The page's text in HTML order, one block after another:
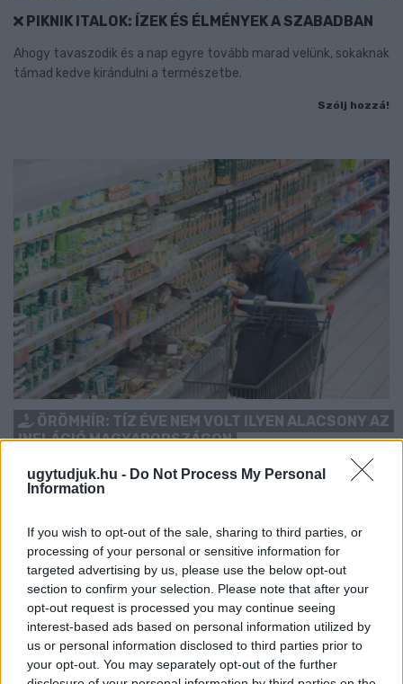
ugytudjuk.hu - Do Not Process My Personal
Information
If you wish to opt-out of the sale, sharing to third parties, or
processing of your personal or sensitive information for
targeted advertising by us, please use the below opt-out
section to confirm your selection. Please note that after your
opt-out request is processed you may continue seeing
interest-based ads based on personal information utilized by
us or personal information disclosed to third parties prior to
your opt-out. You may separately opt-out of the further
PIKNIK ITALOK: ÍZEK ÉS ÉLMÉNYEK A SZABADBAN
Ahogy tavaszodik és a nap egyre tovább marad velünk, sokaknak
támad kedve kirándulni a természetbe.
Szólj hozzá!
ÖRÖMHÍR: TÍZ ÉVE NEM VOLT ILYEN ALACSONY AZ
INFLÁCIÓ MAGYARORSZÁGON
Júliusban mindössze 1,2 százalékkal emelkedtek éves
összevetésben a fogyasztói árak, miközben az élelmiszerek ára
Szólj hozzá!